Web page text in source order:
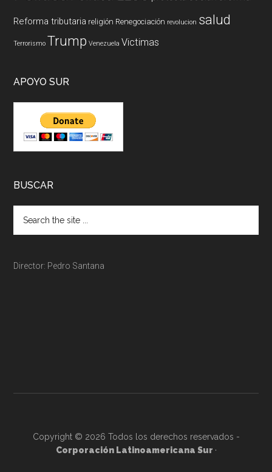
Reforma tributaria religión Renegociación revolucion salud
Terrorismo Trump Venezuela Victimas
APOYO SUR
BUSCAR
Director: Pedro Santana
Copyright © 2026 Todos los derechos reservados -
Corporación Latinoamericana Sur ·